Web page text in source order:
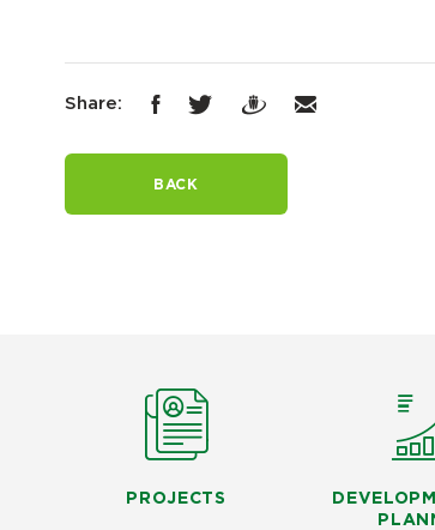
Share:
BACK
PROJECTS